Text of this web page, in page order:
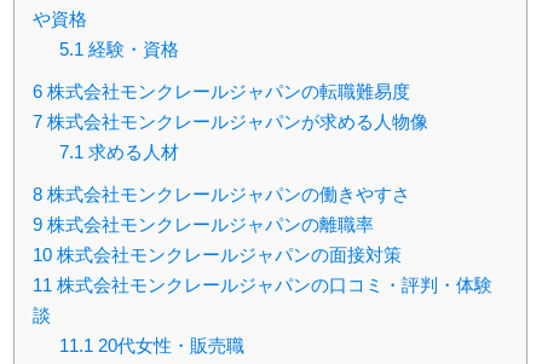
や資格
5.1 経験・資格
6 株式会社モンクレールジャパンの転職難易度
7 株式会社モンクレールジャパンが求める人物像
7.1 求める人材
8 株式会社モンクレールジャパンの働きやすさ
9 株式会社モンクレールジャパンの離職率
10 株式会社モンクレールジャパンの面接対策
11 株式会社モンクレールジャパンの口コミ・評判・体験
談
11.1 20代女性・販売職